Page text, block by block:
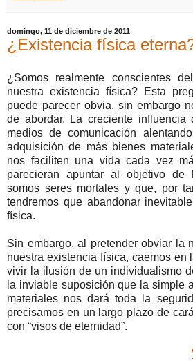
domingo, 11 de diciembre de 2011
¿Existencia física
¿Somos realmente conscientes
nuestra existencia física? Esta
puede parecer obvia, sin embargo
de abordar. La creciente
medios de comunicación
adquisición de más bienes
nos faciliten una vida cada vez
parecieran apuntar al objetivo de
somos seres mortales y que, por
tendremos que abandonar
física.
Sin embargo, al pretender obviar la
nuestra existencia física, caemos en
vivir la ilusión de un individualismo
la inviable suposición que la simple
materiales nos dará toda la
precisamos en un largo plazo de
con “visos de eternidad”.